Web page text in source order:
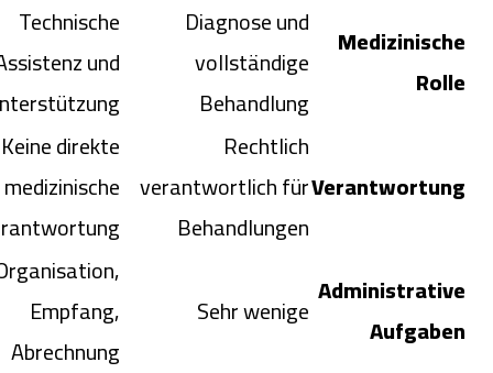
Medizinische
Rolle
Diagnose und
vollständige
Behandlung
Technische
und
Verantwortung
Rechtlich
verantwortlich für
Behandlungen
Keine direkte
medizinische
Administrative
Aufgaben
Sehr wenige
Empfang,
Abrechnung